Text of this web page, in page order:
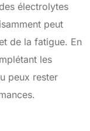
électrolytes
peut
de la fatigue. En
les
peux rester